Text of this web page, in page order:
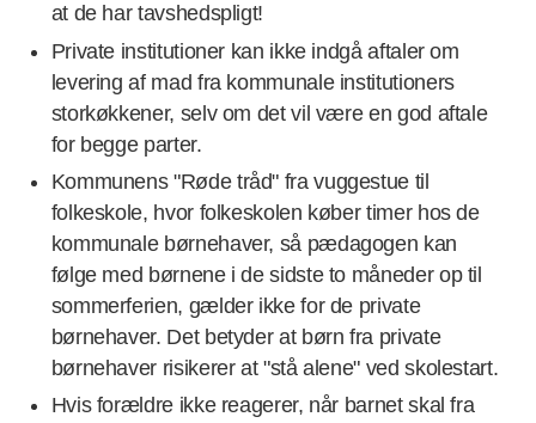
at de har tavshedspligt!
Private institutioner kan ikke indgå aftaler om
levering af mad fra kommunale institutioners
storkøkkener, selv om det vil være en god aftale
for begge parter.
Kommunens "Røde tråd" fra vuggestue til
folkeskole, hvor folkeskolen køber timer hos de
kommunale børnehaver, så pædagogen kan
følge med børnene i de sidste to måneder op til
sommerferien, gælder ikke for de private
børnehaver. Det betyder at børn fra private
børnehaver risikerer at "stå alene" ved skolestart.
Hvis forældre ikke reagerer, når barnet skal fra